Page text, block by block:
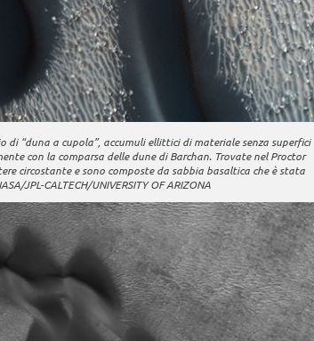
di “duna a cupola”, accumuli ellittici di materiale senza superfici
con la comparsa delle dune di Barchan. Trovate nel Proctor
circostante e sono composte da sabbia basaltica che è stata
JPL-CALTECH/UNIVERSITY OF ARIZONA